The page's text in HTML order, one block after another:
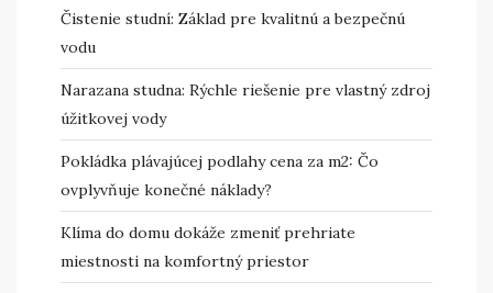
Čistenie studní: Základ pre kvalitnú a bezpečnú
vodu
Narazana studna: Rýchle riešenie pre vlastný zdroj
úžitkovej vody
Pokládka plávajúcej podlahy cena za m2: Čo
ovplyvňuje konečné náklady?
Klíma do domu dokáže zmeniť prehriate
miestnosti na komfortný priestor